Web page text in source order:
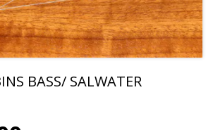
BASS/ SALWATER